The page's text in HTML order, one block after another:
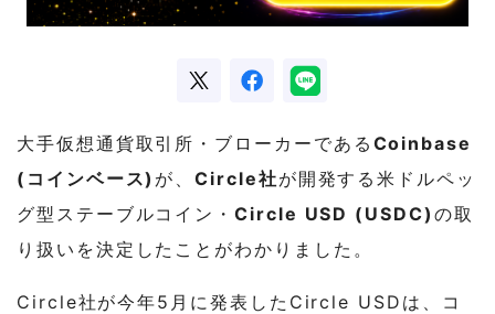
大手仮想通貨取引所・ブローカーである Coinbase
(コインベース) が、Circle社が開発する米ドルペッ
グ型ステーブルコイン・Circle USD (USDC) の取
り扱いを決定したことがわかりました。
Circle社が今年5月に発表したCircle USDは、コ